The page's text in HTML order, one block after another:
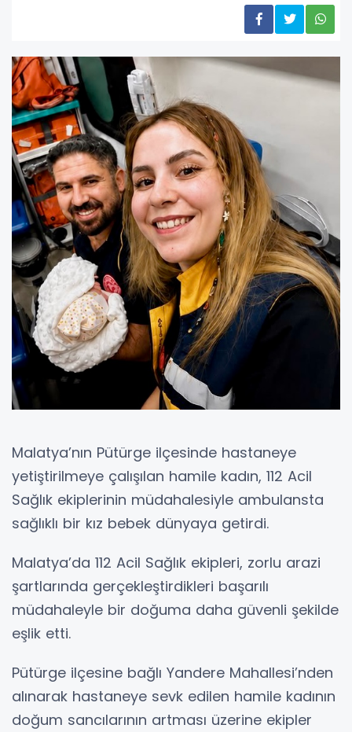
Malatya’nın Pütürge ilçesinde hastaneye
yetiştirilmeye çalışılan hamile kadın, 112 Acil
Sağlık ekiplerinin müdahalesiyle ambulansta
sağlıklı bir kız bebek dünyaya getirdi.
Malatya’da 112 Acil Sağlık ekipleri, zorlu arazi
şartlarında gerçekleştirdikleri başarılı
müdahaleyle bir doğuma daha güvenli şekilde
eşlik etti.
Pütürge ilçesine bağlı Yandere Mahallesi’nden
alınarak hastaneye sevk edilen hamile kadının
doğum sancılarının artması üzerine ekipler